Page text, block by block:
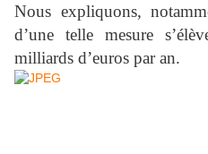
Nous expliquons,
d’une telle mesure
milliards d’euros par an.